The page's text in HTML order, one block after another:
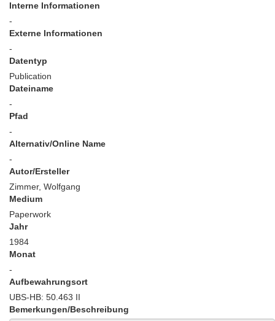
Interne Informationen
-
Externe Informationen
-
Datentyp
Publication
Dateiname
-
Pfad
-
Alternativ/Online Name
-
Autor/Ersteller
Zimmer, Wolfgang
Medium
Paperwork
Jahr
1984
Monat
-
Aufbewahrungsort
UBS-HB: 50.463 II
Bemerkungen/Beschreibung